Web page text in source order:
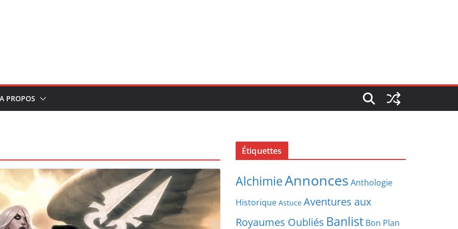
A PROPOS
Étiquettes
AlchimieAnnonces Anthologie
Historique Astuce Aventures aux
Royaumes Oubliés Banlist Bon Plan